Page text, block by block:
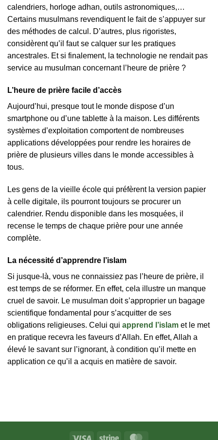
calendriers, horloge adhan, outils astronomiques,…
Certains musulmans revendiquent le fait de s’appuyer sur
des méthodes de calcul. D’autres, plus rigoristes,
considèrent qu’il faut se calquer sur les pratiques
ancestrales. Et si finalement, la technologie ne rendait pas
service au musulman concernant l’heure de prière ?
L’heure de prière facile d’accès
Aujourd’hui, presque tout le monde dispose d’un
smartphone ou d’une tablette à la maison. Les différents
systèmes d’exploitation comportent de nombreuses
applications développées pour rendre les horaires de
prière de plusieurs villes dans le monde accessibles à
tous.
Les gens de la vieille école qui préfèrent la version papier
à celle digitale, ils pourront toujours se procurer un
calendrier. Rendu disponible dans les mosquées, il
recense le temps de chaque prière pour une année
complète.
La nécessité d’apprendre l’islam
Si jusque-là, vous ne connaissiez pas l’heure de prière, il
est temps de se réformer. En effet, cela illustre un manque
cruel de savoir. Le musulman doit s’approprier un bagage
scientifique fondamental pour s’acquitter de ses
obligations religieuses. Celui qui apprend l’islam et le met
en pratique recevra les faveurs d’Allah. En effet, Allah a
élevé le savant sur l’ignorant, à condition qu’il mette en
application ce qu’il a acquis en matière de savoir.
Visa Stripe